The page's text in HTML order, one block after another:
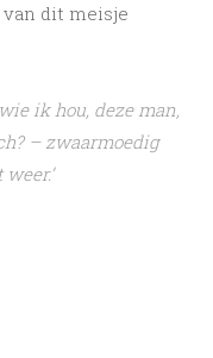
dit meisje
ik hou, deze man,
– zwaarmoedig